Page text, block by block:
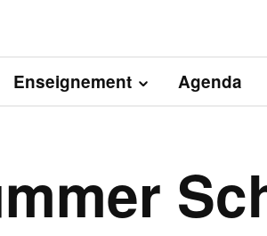
Enseignement Agenda